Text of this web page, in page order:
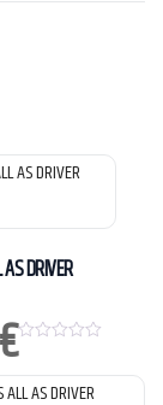
DRIVER
€0
u
t